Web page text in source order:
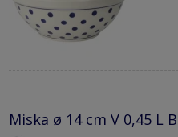
Miska ø 14 cm V 0,45 L